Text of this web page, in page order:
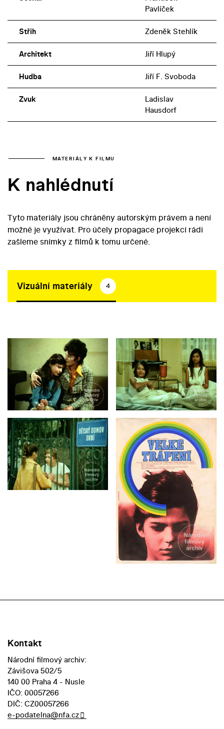
Pavlíček
Střih Zdeněk Stehlík
Architekt Jiří Hlupý
Hudba Jiří F. Svoboda
Zvuk
Ladislav
Hausdorf
MATERIÁLY K FILMU
K nahlédnutí
Tyto materiály jsou chráněny autorským právem a není
možné je využívat. Pro účely propagace projekcí rádi
zašleme snímky z filmů k tomu určené.
Vizuální materiály 4
Kontakt
Národní filmový archiv:
Závišova 502/5
140 00 Praha 4 - Nusle
IČO: 00057266
DIČ: CZ00057266
e-podatelna@nfa.cz